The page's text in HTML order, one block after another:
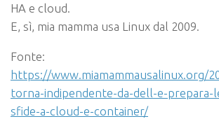
HA e cloud.
E, sì, mia mamma usa Linux dal 2009.
Fonte:
https://www.miamammausalinux.org/
torna-indipendente-da-dell-e-prepara-
sfide-a-cloud-e-container/